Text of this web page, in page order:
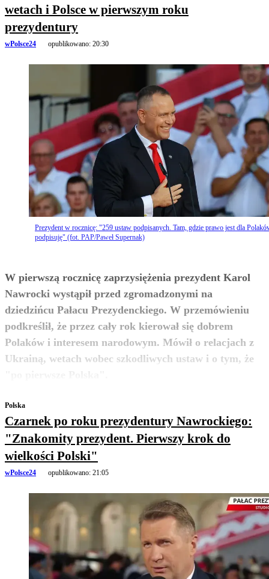
wetach i Polsce w pierwszym roku
prezydentury
wPolsce24 opublikowano: 20:30
Prezydent w rocznicę: "259 ustaw podpisanych. Tam, gdzie prawo jest dla
podpisuję" (fot. PAP/Paweł Supernak)
W pierwszą rocznicę zaprzysiężenia prezydent Karol
Nawrocki wystąpił przed zgromadzonymi na
dziedzińcu Pałacu Prezydenckiego. W przemówieniu
podkreślił, że przez cały rok kierował się dobrem
Polaków i interesem narodowym. Mówił o relacjach z
Ukrainą, wetach wobec szkodliwych ustaw i o tym, że
zobacz więcej
Polska
Czarnek po roku prezydentury Nawrockiego:
"Znakomity prezydent. Pierwszy krok do
wielkości Polski"
wPolsce24 opublikowano: 21:05